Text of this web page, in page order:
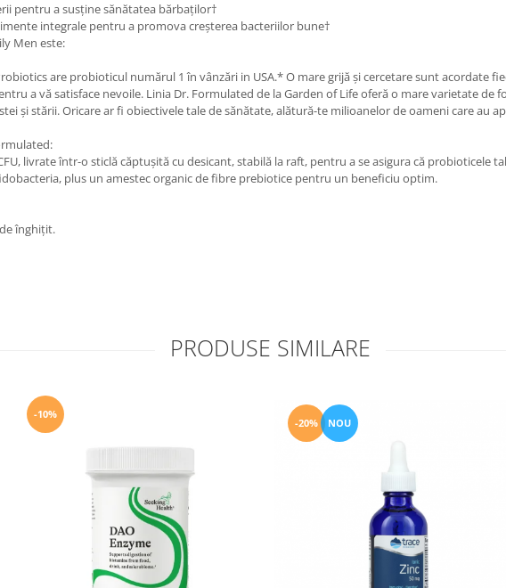
pentru a susține sănătatea bărbaților†
integrale pentru a promova creșterea bacteriilor bune†
Men este:
are probioticul numărul 1 în vânzări in USA.* O mare grijă și cercetare sunt acordate
a vă satisface nevoile. Linia Dr. Formulated de la Garden of Life oferă o mare varietate
și stării. Oricare ar fi obiectivele tale de sănătate, alătură-te milioanelor de oameni care au
livrate într-o sticlă căptușită cu desicant, stabilă la raft, pentru a se asigura că probioticele
plus un amestec organic de fibre prebiotice pentru un beneficiu optim.
înghițit.
PRODUSE SIMILARE
-10%
-20% NOU